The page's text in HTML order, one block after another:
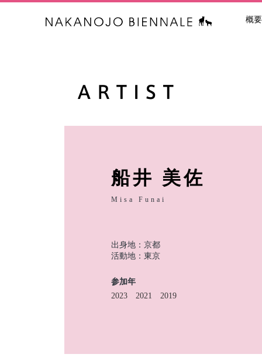
中之条ビエ
概要
船井 美佐
Misa Funai
出身地：京都
活動地：東京
参加年
2023
2021 2019